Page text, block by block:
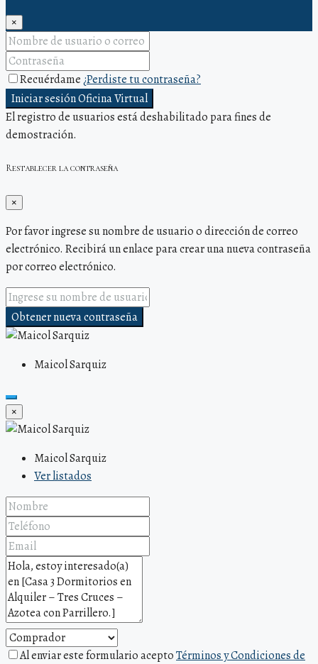
×
Recuérdame¿Perdiste tu contraseña?
Iniciar sesión Oficina Virtual
El registro de usuarios está deshabilitado para fines de
demostración.
Restablecer la contraseña
×
Por favor ingrese su nombre de usuario o dirección de correo
electrónico. Recibirá un enlace para crear una nueva contraseña
por correo electrónico.
Obtener nueva contraseña
Maicol Sarquiz
×
Maicol Sarquiz
Ver listados
Al enviar este formulario aceptoTérminos y Condiciones de